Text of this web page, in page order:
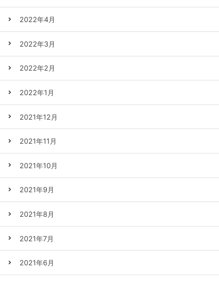
2022年4月
2022年3月
2022年2月
2022年1月
2021年12月
2021年11月
2021年10月
2021年9月
2021年8月
2021年7月
2021年6月